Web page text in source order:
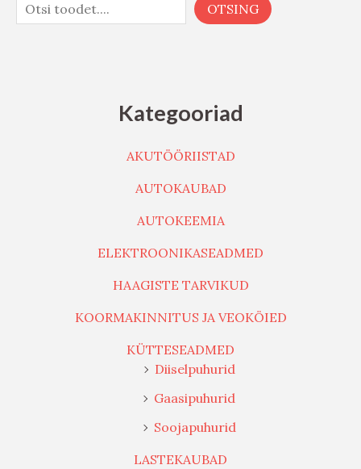
OTSING
Kategooriad
AKUTÖÖRIISTAD
AUTOKAUBAD
AUTOKEEMIA
ELEKTROONIKASEADMED
HAAGISTE TARVIKUD
KOORMAKINNITUS JA VEOKÖIED
KÜTTESEADMED
Diiselpuhurid
Gaasipuhurid
Soojapuhurid
LASTEKAUBAD